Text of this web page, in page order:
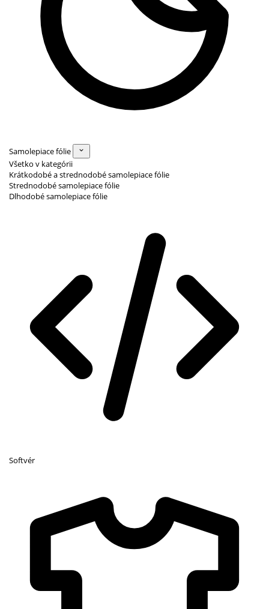
Samolepiace fólie
Všetko v kategórii
Krátkodobé a strednodobé samolepiace fólie
Strednodobé samolepiace fólie
Dlhodobé samolepiace fólie
Softvér